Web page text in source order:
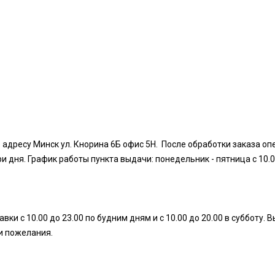
Минск ул. Кнорина 6Б офис 5Н. После обработки заказа
дня. График работы пункта выдачи: понедельник - пятница с
с 10.00 до 23.00 по будним дням и с 10.00 до 20.00 в
пожелания.